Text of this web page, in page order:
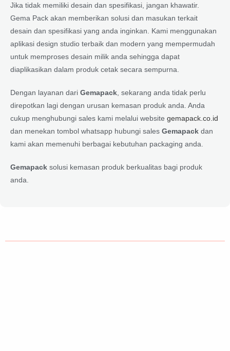
Jika tidak memiliki desain dan spesifikasi, jangan khawatir.
Gema Pack akan memberikan solusi dan masukan terkait
desain dan spesifikasi yang anda inginkan. Kami menggunakan
aplikasi design studio terbaik dan modern yang mempermudah
untuk memproses desain milik anda sehingga dapat
diaplikasikan dalam produk cetak secara sempurna.
Dengan layanan dari Gemapack , sekarang anda tidak perlu
direpotkan lagi dengan urusan kemasan produk anda. Anda
cukup menghubungi sales kami melalui website gemapack.co.id
dan menekan tombol whatsapp hubungi sales Gemapack dan
kami akan memenuhi berbagai kebutuhan packaging anda.
Gemapack solusi kemasan produk berkualitas bagi produk
anda.